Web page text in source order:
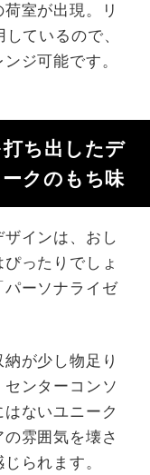
室が出現。リ
ているので、
ジ可能です。
ち出したデ
クのもち味
インは、おし
ったりでしょ
パーソナライゼ
が少し物足り
ンターコンソ
ないユニーク
雰囲気を壊さ
られます。